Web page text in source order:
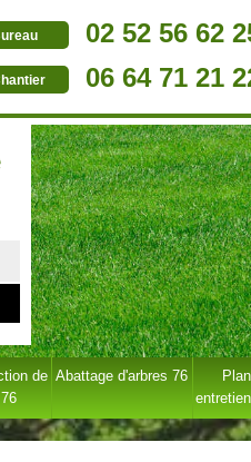
02 52 56 62
06 64 71 21
de Abattage d'arbres 76